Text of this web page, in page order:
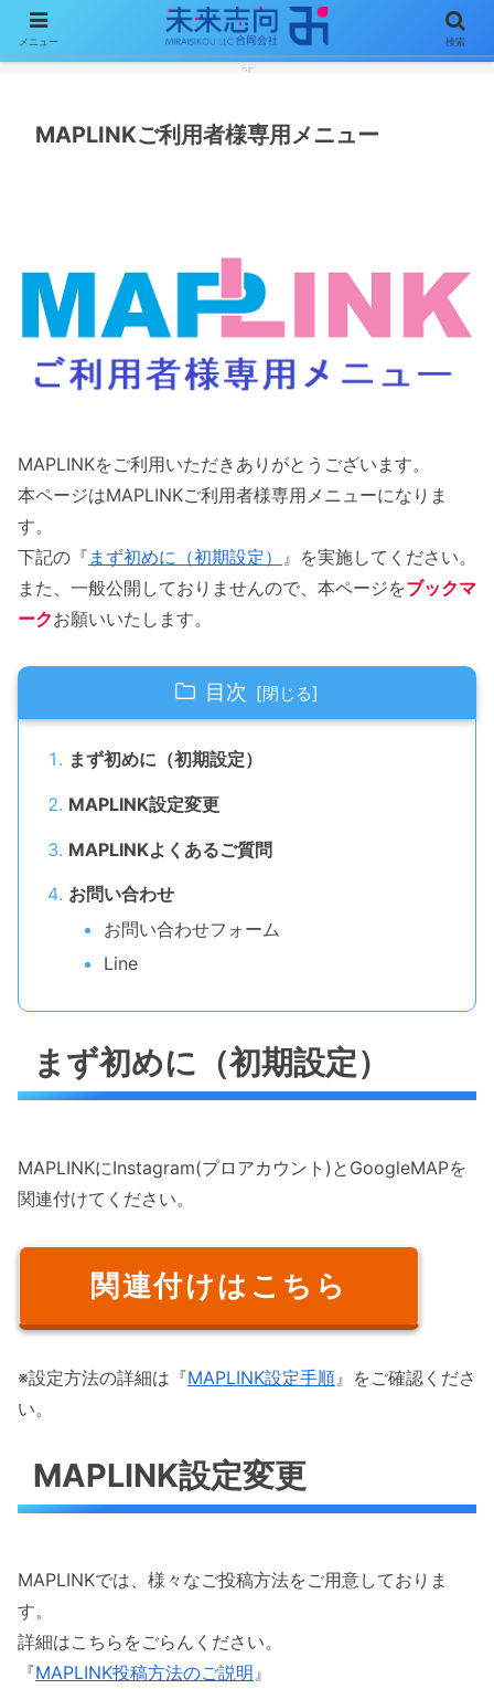
ソフトウェア開発を通じて、明るく楽しいあなたの未来創りをお手伝い致しま
す
MAPLINKご利用者様専用メニュー
MAPLINKをご利用いただきありがとうございます。
本ページはMAPLINKご利用者様専用メニューになりま
す。
下記の『 まず初めに（初期設定）
』を実施してください。
また、一般公開しておりませんので、本ページをブックマ
ークお願いいたします。
目次
まず初めに（初期設定）
MAPLINK設定変更
MAPLINKよくあるご質問
お問い合わせ
お問い合わせフォーム
Line
まず初めに（初期設定）
MAPLINKにInstagram(プロアカウント)とGoogleMAPを
関連付けてください。
関連付けはこちら
※設定方法の詳細は『MAPLINK設定手順』をご確認くださ
い。
MAPLINK設定変更
MAPLINKでは、様々なご投稿方法をご用意しておりま
す。
詳細はこちらをごらんください。
『MAPLINK投稿方法のご説明』
メニュー 検索